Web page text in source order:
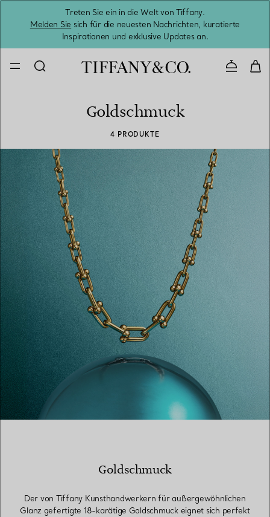
Treten Sie ein in die Welt von Tiffany.
Melden Sie sich für die neuesten Nachrichten, kuratierte
Inspirationen und exklusive Updates an.
Goldschmuck
4 PRODUKTE
Goldschmuck
Der von Tiffany Kunsthandwerkern für außergewöhnlichen
Glanz gefertigte 18-karätige Goldschmuck eignet sich perfekt